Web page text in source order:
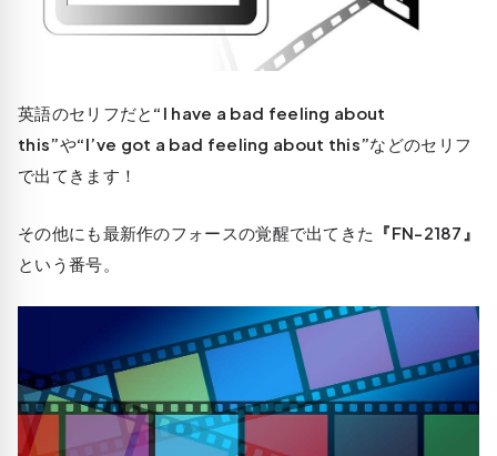
英語のセリフだと “I have a bad feeling about
this”や“I’ve got a bad feeling about this”などのセリフ
で出てきます！
その他にも最新作のフォースの覚醒で出てきた 『FN-2187』
という番号。